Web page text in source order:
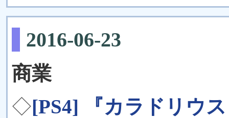
2016-06-23
商業
◇[PS4] 『カラドリウ